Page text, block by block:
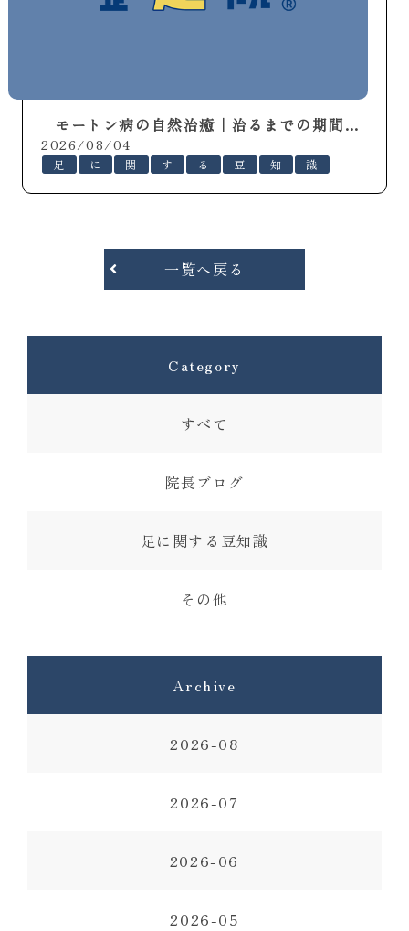
Category
すべて
院長ブログ
足に関する豆知識
その他
Archive
2026-08
2026-07
2026-06
2026-05
モートン病の自然治癒｜治るまでの期間と回復を早める方法
2026/08/04
足 に 関 す る 豆 知 識
一覧へ戻る